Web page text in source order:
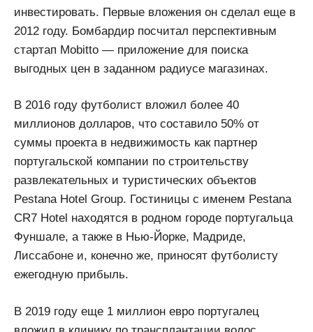
инвестировать. Первые вложения он сделал еще в
2012 году. Бомбардир посчитал перспективным
стартап Mobitto — приложение для поиска
выгодных цен в заданном радиусе магазинах.
В 2016 году футболист вложил более 40
миллионов долларов, что составило 50% от
суммы проекта в недвижимость как партнер
португальской компании по строительству
развлекательных и туристических объектов
Pestana Hotel Group. Гостиницы с именем Pestana
CR7 Hotel находятся в родном городе португальца
Фуншале, а также в Нью-Йорке, Мадриде,
Лиссабоне и, конечно же, приносят футболисту
ежегодную прибыль.
В 2019 году еще 1 миллион евро португалец